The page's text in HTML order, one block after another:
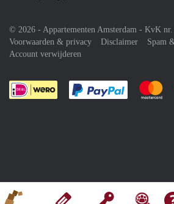
© 2026 - Appartementen Amsterdam - KvK
Voorwaarden & privacy
Disclaimer
Spam
Account verwijderen
Je rekent